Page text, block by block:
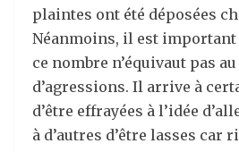
plaintes ont été déposées
Néanmoins, il est important
ce nombre n’équivaut pas
d’agressions. Il arrive à
d’être effrayées à l’idée
à d’autres d’être lasses car